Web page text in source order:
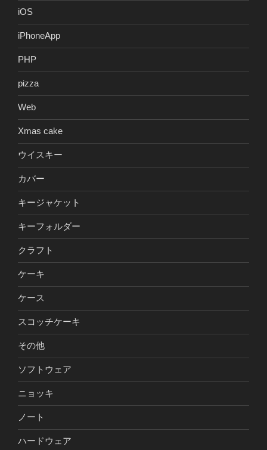
iOS
iPhoneApp
PHP
pizza
Web
Xmas cake
ウイスキー
カバー
キージャケット
キーフォルダー
クラフト
ケーキ
ケース
スコッチケーキ
その他
ソフトウェア
ニョッキ
ノート
ハードウェア